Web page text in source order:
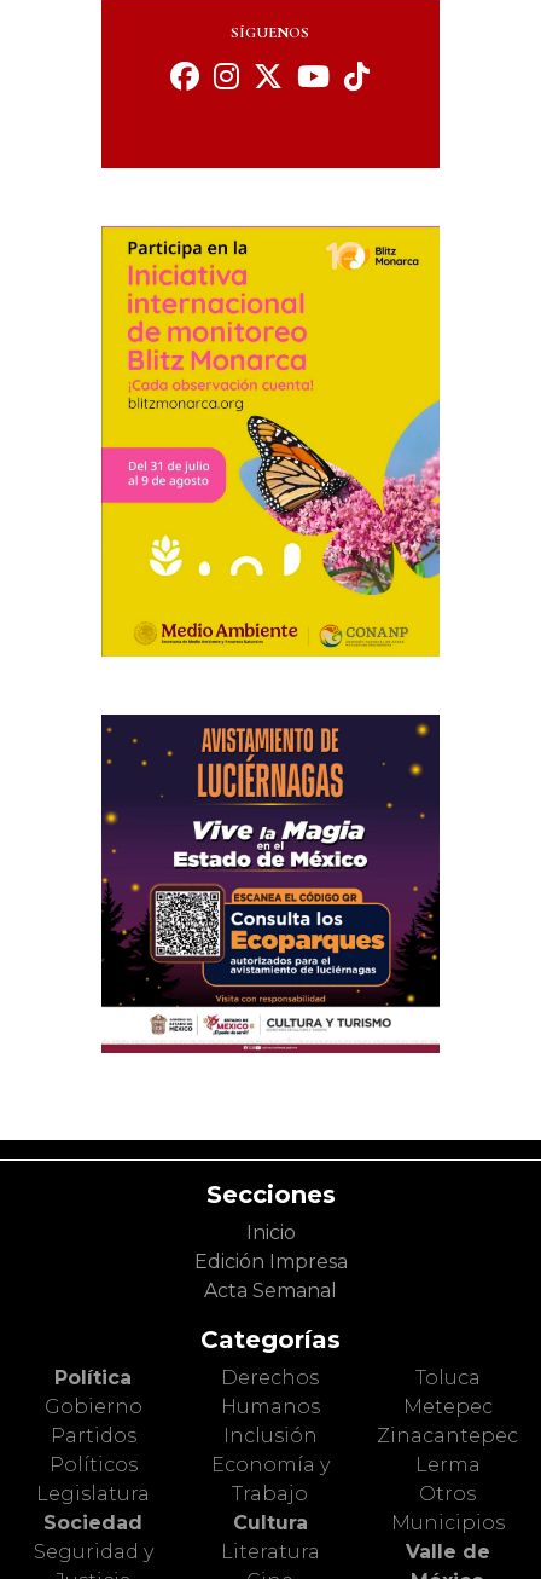
SÍGUENOS
Secciones
Inicio
Edición Impresa
Acta Semanal
Categorías
Política
Gobierno
Partidos
Políticos
Legislatura
Sociedad
Seguridad y
Derechos
Humanos
Inclusión
Economía y
Trabajo
Cultura
Literatura
Toluca
Metepec
Zinacantepec
Lerma
Otros
Municipios
Valle de